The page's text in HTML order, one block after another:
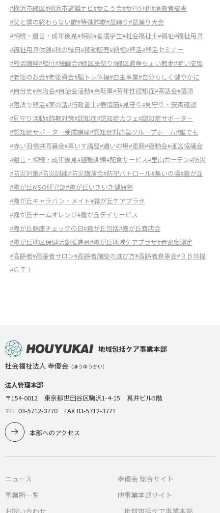
#横浜市緑区#横浜市避難ナビ#歩こう会#歩行分析#消費者被害
#父と僕の終わらない歌#特殊詐欺#盆踊り#盆踊り大会
#相続・遺言・成年後見#相談#看護学生#社会福祉士#福祉#福祉用具
#福祉用具体験#秋の縁日#移動販売#納棺#終活#終活セミナー
#終活講座#給付#絵画会#緑区民祭り#緑区遺産ちょい散歩#老い支度
#老後のお金#老後資金#脳トレ体操#自主事業#自分らしく健やかに
#自分史#自治会#自治会活動#自転車#若年性認知症#茶話会#落語
#落語で終活#薬の話#行政書士#表情筋#見守り#見守り・安否確認
#見守り活動#詐欺対策#認知症#認知症カフェ#認知症サポーター
#認知症サポーター養成講座#認知症対応型グループホーム#誰でも
#赤い羽根共同募金#車いす講座#通いの場#連鶴#運動会#運営協議会
#遺言・相続・成年後見#避難訓練#配食サービス#里山ガーデン#防災
#防災対策#防災訓練#防災講演会#防犯パトロール#集いの場#霧が丘
#霧が丘MSO研究部#霧が丘いきいき健康塾
#霧が丘キャラバン・メイト#霧が丘ケアプラザ
#霧が丘チームオレンジ#霧が丘デイサービス
#霧が丘健康チェックの日#霧が丘包括#霧が丘商店会
#霧が丘地区保健活動推進員#霧が丘地域ケアプラザ#骨密度測定
#高齢者#高齢者サロン#高齢者施設の選び方#高齢者食事会#３Ｂ体操
#ＧＴ１
地域包括ケア事業本部
社会福祉法人 奉優会 （ほうゆうかい）
法人管理本部
〒154-0012 東京都世田谷区駒沢1-4-15 真井ビル5階
TEL 03-5712-3770 FAX 03-5712-3771
本部へのアクセス
ニュース
事業所一覧
奉優会 総合サイト
他事業本部サイト